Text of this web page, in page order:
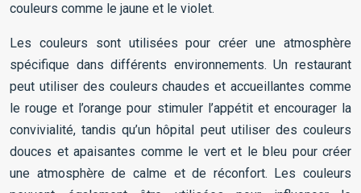
couleurs comme le jaune et le violet.
Les couleurs sont utilisées pour créer une atmosphère
spécifique dans différents environnements. Un restaurant
peut utiliser des couleurs chaudes et accueillantes comme
le rouge et l’orange pour stimuler l’appétit et encourager la
convivialité, tandis qu’un hôpital peut utiliser des couleurs
douces et apaisantes comme le vert et le bleu pour créer
une atmosphère de calme et de réconfort. Les couleurs